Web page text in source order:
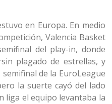
en Europa. En medio
Valencia Basket
del play-in, donde
plagado de estrellas, y
de la EuroLeague
la suerte cayó del lado
liga el equipo levantaba la